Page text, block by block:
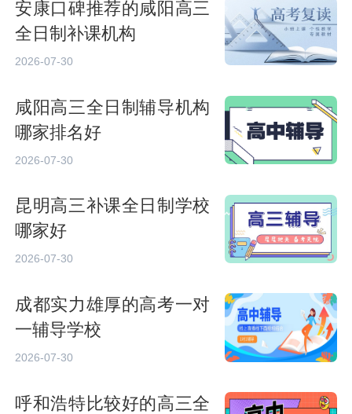
安康口碑推荐的咸阳高三
全日制补课机构
2026-07-30
咸阳高三全日制辅导机构
哪家排名好
2026-07-30
昆明高三补课全日制学校
哪家好
2026-07-30
成都实力雄厚的高考一对
一辅导学校
2026-07-30
呼和浩特比较好的高三全